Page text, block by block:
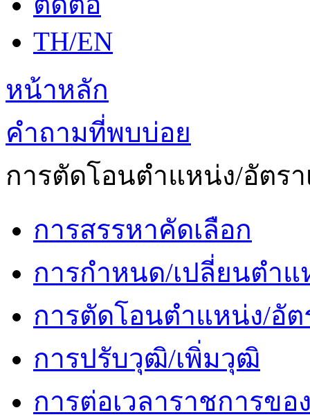
TH/EN
หน้าหลัก
คำถามที่พบบ่อย
การตัดโอนตำแหน่ง/อัตร
การสรรหาคัดเลือก
การกำหนด/เปลี่ยนตำแ
การตัดโอนตำแหน่ง/อัต
การปรับวุฒิ/เพิ่มวุฒิ
การต่อเวลาราชการข